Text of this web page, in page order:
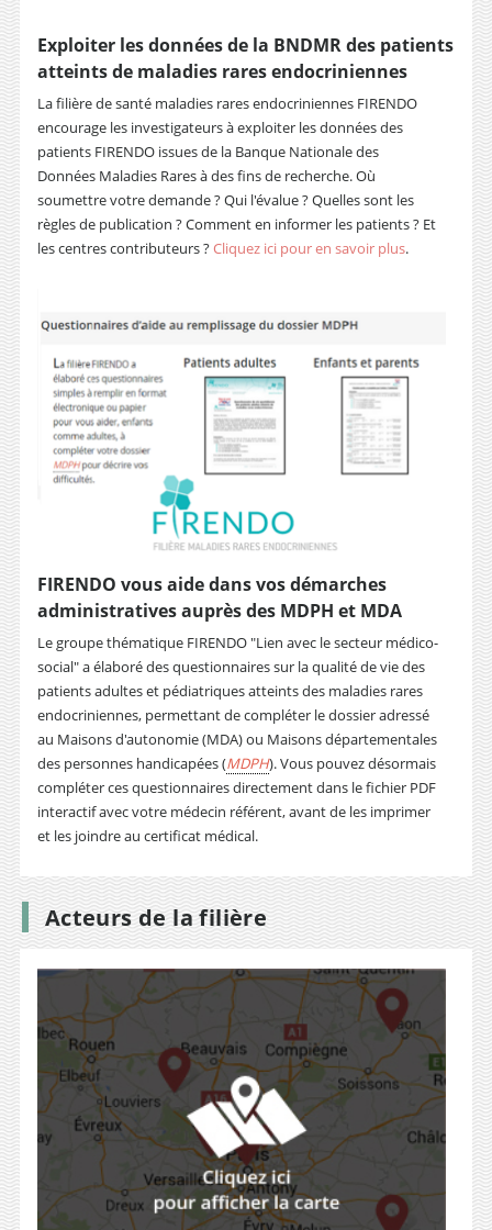
Exploiter les données de la BNDMR des patients
atteints de maladies rares endocriniennes
La filière de santé maladies rares endocriniennes FIRENDO
encourage les investigateurs à exploiter les données des
patients FIRENDO issues de la Banque Nationale des
Données Maladies Rares à des fins de recherche. Où
soumettre votre demande ? Qui l'évalue ? Quelles sont les
règles de publication ? Comment en informer les patients ? Et
les centres contributeurs ?Cliquez ici pour en savoir plus.
FIRENDO vous aide dans vos démarches
administratives auprès des MDPH et MDA
Le groupe thématique FIRENDO "Lien avec le secteur médico-
social" a élaboré des questionnaires sur la qualité de vie des
patients adultes et pédiatriques atteints des maladies rares
endocriniennes, permettant de compléter le dossier adressé
au Maisons d'autonomie (MDA) ou Maisons départementales
des personnes handicapées (MDPH). Vous pouvez désormais
compléter ces questionnaires directement dans le fichier PDF
interactif avec votre médecin référent, avant de les imprimer
et les joindre au certificat médical.
Acteurs de la filière